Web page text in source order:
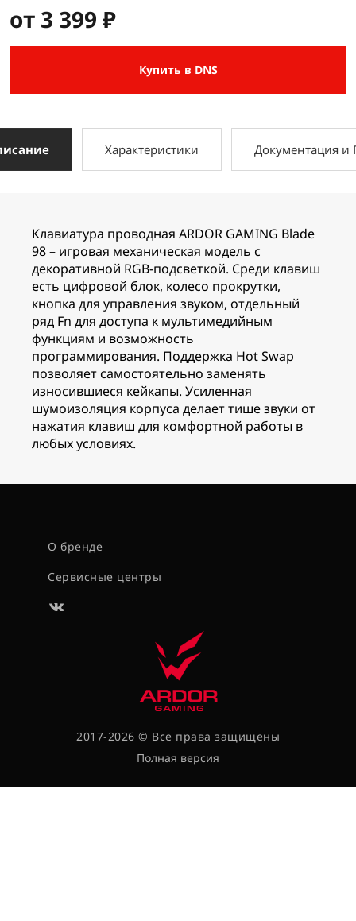
от 3 399 ₽
Купить в DNS
Характеристики Документация и
Клавиатура проводная ARDOR GAMING Blade
98 – игровая механическая модель с
декоративной RGB-подсветкой. Среди клавиш
есть цифровой блок, колесо прокрутки,
кнопка для управления звуком, отдельный
ряд Fn для доступа к мультимедийным
функциям и возможность
программирования. Поддержка Hot Swap
позволяет самостоятельно заменять
износившиеся кейкапы. Усиленная
шумоизоляция корпуса делает тише звуки от
нажатия клавиш для комфортной работы в
любых условиях.
О бренде
Сервисные центры
2017-2026 © Все права защищены
Полная версия